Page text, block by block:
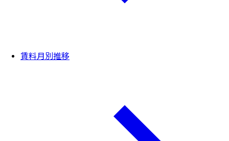
賃料月別推移